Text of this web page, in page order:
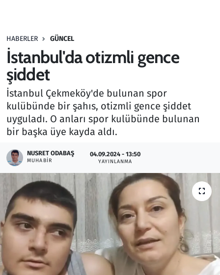
HABERLER GÜNCEL
İstanbul'da otizmli gence
şiddet
İstanbul Çekmeköy'de bulunan spor
kulübünde bir şahıs, otizmli gence şiddet
uyguladı. O anları spor kulübünde bulunan
bir başka üye kayda aldı.
NUSRET ODABAŞ
MUHABIR
04.09.2024 - 13:50
YAYINLANMA
Haber
Kültür Sanat
Kurumsal Haberler
Lezzet Durağı
Oyun
Ramazan
Resmi İlanlar
Rüya Tabirleri